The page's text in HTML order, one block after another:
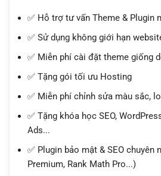
✅ Hỗ trợ tư vấn Theme & Plugin
✅ Sử dụng không giới hạn
✅ Miễn phí cài đặt theme giống
✅ Tặng gói tối ưu Hosting
✅ Miễn phí chỉnh sửa màu sắc,
✅ Tặng khóa học SEO,
Ads...
✅ Plugin bảo mật & SEO chuyên
Premium, Rank Math Pro...)